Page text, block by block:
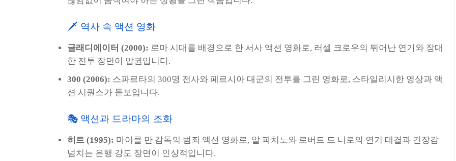
🗡️ 역사 속 액션 영화
글래디에이터 (2000): 로마 시대를 배경으로 한 서사 액션 영화로, 러셀 크로우의 뛰어난 연기와 장대
한 전투 장면이 압권입니다.
300 (2006): 스파르타의 300명 전사와 페르시아 대군의 전투를 그린 영화로, 스타일리시한 영상과 액
션 시퀀스가 돋보입니다.
🎭 액션과 드라마의 조화
히트 (1995): 마이클 만 감독의 범죄 액션 영화로, 알 파치노와 로버트 드 니로의 연기 대결과 긴장감
넘치는 은행 강도 장면이 인상적입니다.